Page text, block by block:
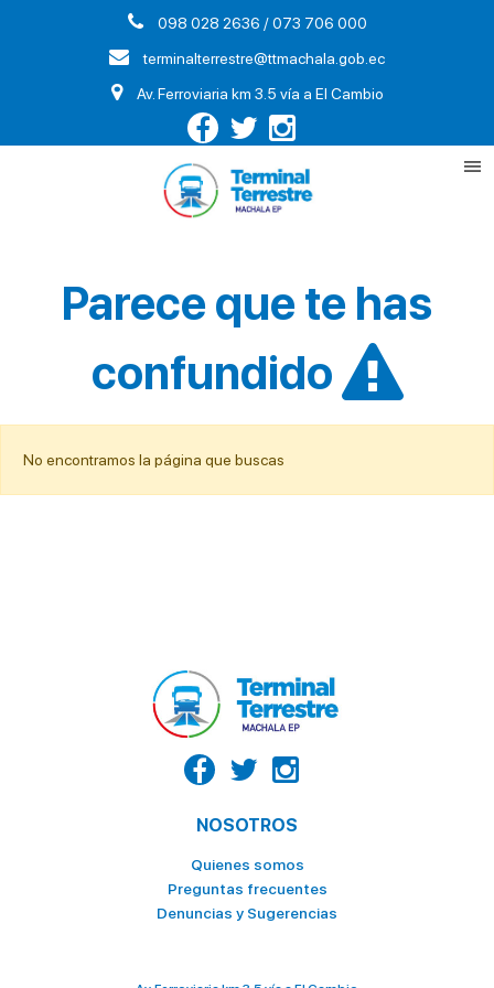
098 028 2636 / 073 706 000
terminalterrestre@ttmachala.gob.ec
Av. Ferroviaria km 3.5 vía a El Cambio
Parece que te has
confundido
No encontramos la página que buscas
NOSOTROS
Quienes somos
Preguntas frecuentes
Denuncias y Sugerencias